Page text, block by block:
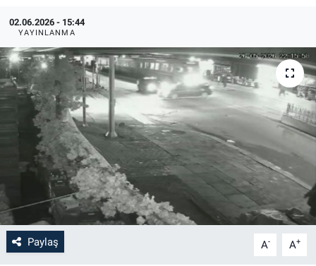
02.06.2026 - 15:44
YAYINLANMA
Paylaş A- A+